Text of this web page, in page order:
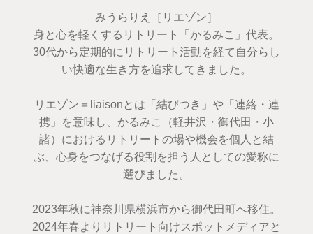
みうらりえ［リエゾン］
身と心を軽くするリトリート「かるみこ」代表。
30代から定期的にリトリート活動を経て自分らし
い快適な生き方を追求してきました。
リエゾン＝liaisonとは「結びつき」や「連絡・連
携」を意味し、かるみこ（軽井沢・御代田・小
諸）におけるリトリートの場や機会を個人と結
ぶ、心身をつなげる役割を担う人としての愛称に
選びました。
2023年秋に神奈川県横浜市から御代田町へ移住。
2024年春よりリトリート向けスポットメディアと